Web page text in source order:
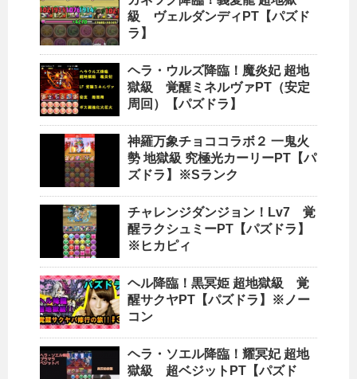
級 ヴェルダンディPT【パズド
ラ】
ヘラ・ウルズ降臨！魔炎妃 超地
獄級 覚醒ミネルヴァPT（安定
周回）【パズドラ】
神羅万象チョココラボ２ 一鬼火
勢 地獄級 究極光カーリーPT【パ
ズドラ】※Sランク
チャレンジダンジョン！Lv7 覚
醒ラクシュミーPT【パズドラ】
※ヒカピィ
ヘル降臨！黒冥姫 超地獄級 覚
醒サクヤPT【パズドラ】※ノー
コン
ヘラ・ソエル降臨！耀冥妃 超地
獄級 超ベジットPT【パズド